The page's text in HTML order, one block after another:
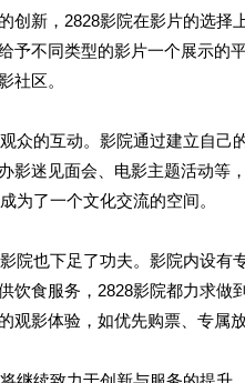
创新，2828影院在影片的选
予不同类型的影片一个展示的
社区。
众的互动。影院通过建立自
影迷见面会、电影主题活动等
为了一个文化交流的空间。
院也下足了功夫。影院内设
饮食服务，2828影院都力求做
观影体验，如优先购票、专属